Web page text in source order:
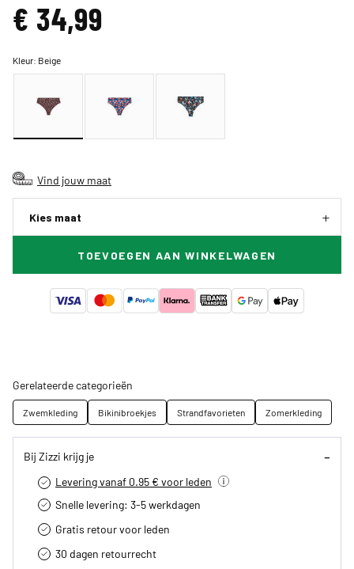
€ 34,99
Kleur: Beige
Vind jouw maat
Kies maat
TOEVOEGEN AAN WINKELWAGEN
Gerelateerde categorieën
Zwemkleding Bikinibroekjes Strandfavorieten Zomerkleding
Bij Zizzi krijg je
Levering vanaf 0.95 € voor leden
Snelle levering: 3-5 werkdagen
Gratis retour voor leden
30 dagen retourrecht­